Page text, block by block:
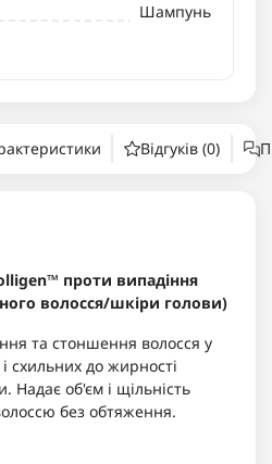
Шампунь
Відгуків (0)
проти випадіння
волосся/шкіри голови)
та стоншення волосся у
схильних до жирності
Надає об'єм і щільність
без обтяження.